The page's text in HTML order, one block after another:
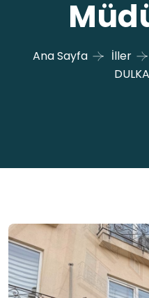
Ana Sayfa İller